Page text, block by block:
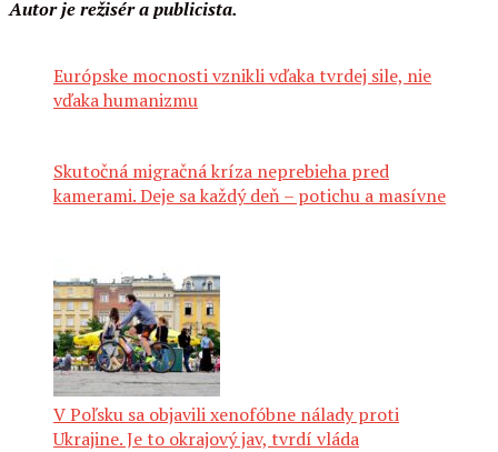
Autor je režisér a publicista.
Európske mocnosti vznikli vďaka tvrdej sile, nie
vďaka humanizmu
Skutočná migračná kríza neprebieha pred
kamerami. Deje sa každý deň – potichu a masívne
V Poľsku sa objavili xenofóbne nálady proti
Ukrajine. Je to okrajový jav, tvrdí vláda